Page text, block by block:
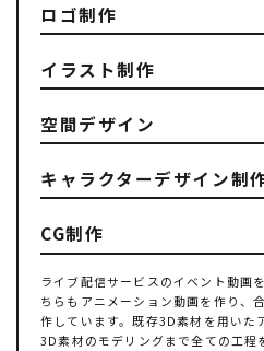
ロゴ制作
イラスト制作
空間デザイン
キャラクターデザイン制
CG制作
ライブ配信サービスのイベント動画
ちらもアニメーション動画を作り、
作しています。既存3D素材を用いた
3D素材のモデリングまで全ての工程